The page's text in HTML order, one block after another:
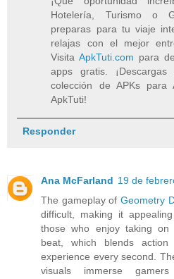
Hotelería, Turismo o
preparas para tu viaje
relajas con el mejor
VisitaApkTuti.com para
apps gratis.
colección de APKs para
ApkTuti!
Responder
Ana McFarland 19 de
The gameplay of Geometry
difficult, making it
those who enjoy taking on
beat, which blends
experience every second.
visuals immerse